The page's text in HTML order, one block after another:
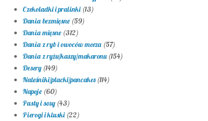
Czekoladki i pralinki (13)
Dania bezmięsne (59)
Dania mięsne (312)
Dania z ryb i owoców morza (57)
Dania z ryżu/kaszy/makaronu (154)
Desery (149)
Naleśniki/placki/pancakes (114)
Napoje (60)
Pasty i sosy (43)
Pierogi i kluski (22)